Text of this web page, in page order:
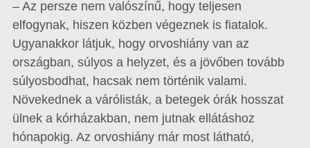
– Az persze nem valószínű, hogy teljesen
elfogynak, hiszen közben végeznek is fiatalok.
Ugyanakkor látjuk, hogy orvoshiány van az
országban, súlyos a helyzet, és a jövőben tovább
súlyosbodhat, hacsak nem történik valami.
Növekednek a várólisták, a betegek órák hosszat
ülnek a kórházakban, nem jutnak ellátáshoz
hónapokig. Az orvoshiány már most látható,